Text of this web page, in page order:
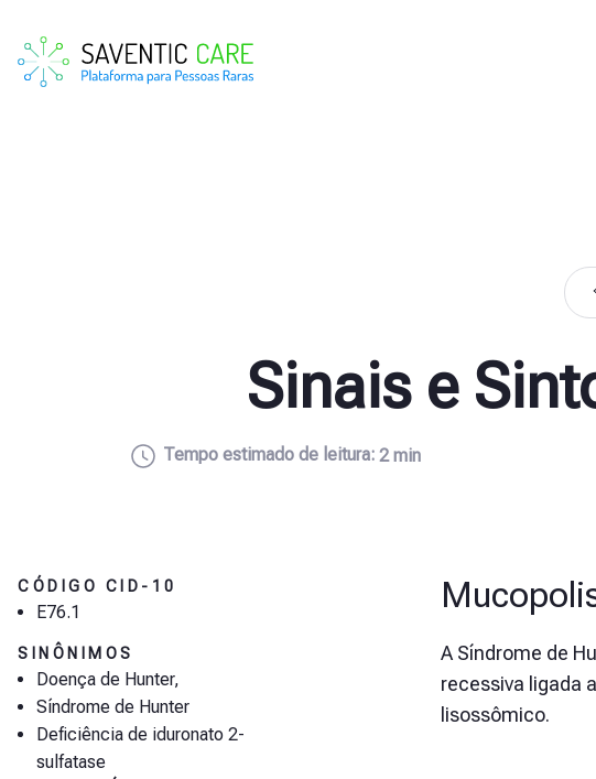
Sinais e
Tempo estimado de leitura: 2 min
CÓDIGO CID-10
E76.1
SINÔNIMOS
Doença de Hunter,
Síndrome de Hunter
Deficiência de iduronato 2-
sulfatase
A Síndrome de
recessiva ligada
lisossômico.